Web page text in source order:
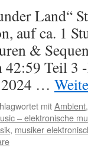
Land“
auf ca. 1
&
Teil 3
2024 …
mitAmbient
– elektronische
, musiker